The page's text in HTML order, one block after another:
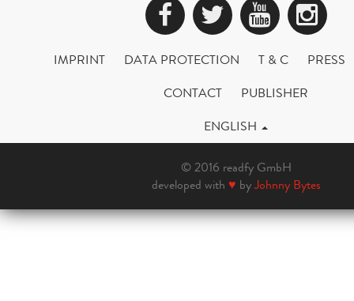
Facebook
Twitter
IMPRINT DATA PROTECTION T & C
PRESS
CONTACT
PUBLISHER
ENGLISH
© 2016 readfy GmbH
developed with ♥ byJohnny Bytes